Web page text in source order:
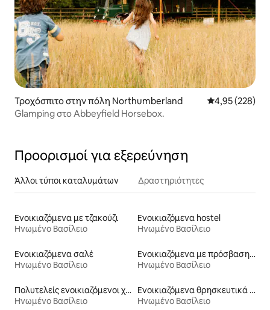
Τροχόσπιτο στην πόλη Northumberland Μέση
4,95 (228)
Glamping στο Abbeyfield Horsebox.
Προορισμοί για εξερεύνηση
Άλλοι τύποι καταλυμάτων Δραστηριότητες
Ενοικιαζόμενα με τζακούζι
Ηνωμένο Βασίλειο
Ενοικιαζόμενα hostel
Ηνωμένο Βασίλειο
Ενοικιαζόμενα σαλέ
Ηνωμένο Βασίλειο
Ενοικιαζόμενα με πρόσβαση σε σκι
Ηνωμένο Βασίλειο
Πολυτελείς ενοικιαζόμενοι χώροι
Ηνωμένο Βασίλειο
Ενοικιαζόμενα θρησκευτικά κτίρια
Ηνωμένο Βασίλειο